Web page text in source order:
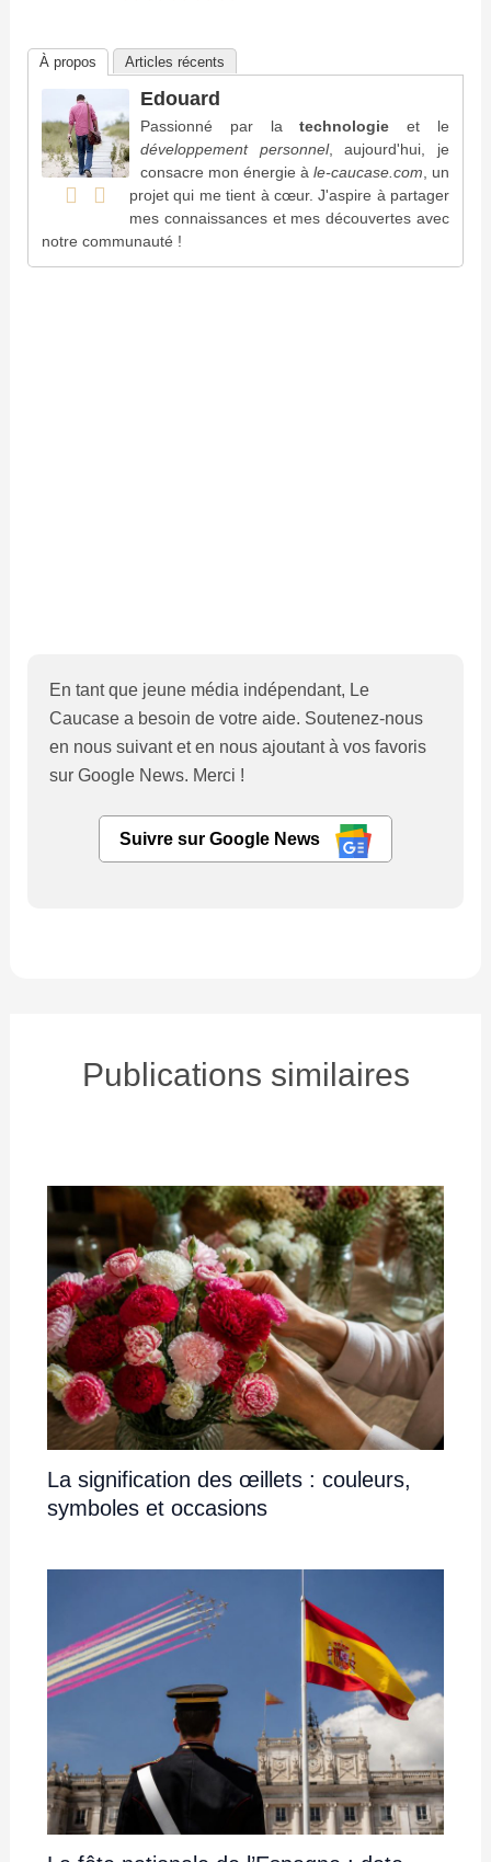
À propos Articles récents
Edouard
Passionné par latechnologie et le
développement personnel, aujourd'hui, je
consacre mon énergie àle-caucase.com , un
projet qui me tient à cœur. J'aspire à partager
mes connaissances et mes découvertes avec
notre communauté !
En tant que jeune média indépendant, Le
Caucase a besoin de votre aide. Soutenez-nous
en nous suivant et en nous ajoutant à vos favoris
sur Google News. Merci !
Suivre sur Google News
Publications similaires
La signification des œillets : couleurs,
symboles et occasions